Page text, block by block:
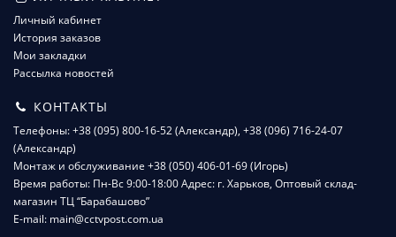
Личный кабинет
История заказов
Мои закладки
Рассылка новостей
КОНТАКТЫ
Телефоны: +38 (095) 800-16-52 (Александр), +38 (096) 716-24-07
(Александр)
Монтаж и обслуживание +38 (050) 406-01-69 (Игорь)
Время работы: Пн-Вс 9:00-18:00 Адрес: г. Харьков, Оптовый склад-
магазин ТЦ “Барабашово”
E-mail: main@cctvpost.com.ua